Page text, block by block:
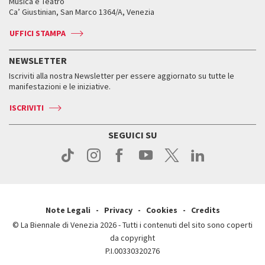
Come raggiungerci
Press
Orari e sedi
Accrediti
Come raggiungerci
Biglietti
Accrediti
Come raggiungerci
Contatti
Press
Come raggiungerci
Press
Leone d’argento
Edizioni passate
Orari e sedi
Biglietti
Servizi al pubblico
Come raggiungerci
Contatti
Biennale College ASAC
ASAC DATI
Storia
Orari e sedi
Ca’ Giustinian, San Marco 1364/A, Venezia
UFFICI STAMPA
NEWSLETTER
Iscriviti alla nostra Newsletter per essere aggiornato su tutte le
manifestazioni e le iniziative.
ISCRIVITI
SEGUICI SU
Note Legali Privacy Cookies
Credits
© La Biennale di Venezia 2026 - Tutti i contenuti del sito sono coperti
da copyright
P.I.00330320276